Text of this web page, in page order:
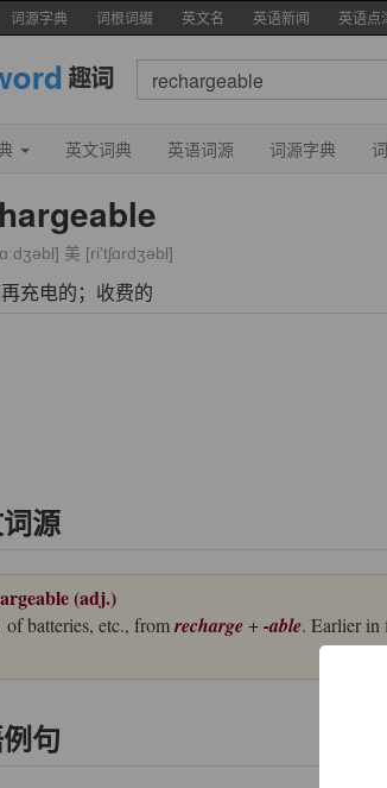
词源字典 词根词缀 英文名 英语新闻 英语点
英文词典 英语词源 词源字典
美 [ri'tʃɑrdʒəbl]
充电的；收费的
源
(adj.)
of batteries, etc., fromrecharge+-able. Earlier in
句